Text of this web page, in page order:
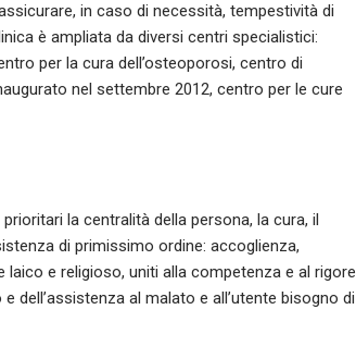
in caso di necessità, tempestività di
è ampliata da diversi centri specialistici:
per la cura dell’osteoporosi, centro di
nel settembre 2012, centro per le cure
la centralità della persona, la cura, il
di primissimo ordine: accoglienza,
e religioso, uniti alla competenza e al rigore
al malato e all’utente bisogno di